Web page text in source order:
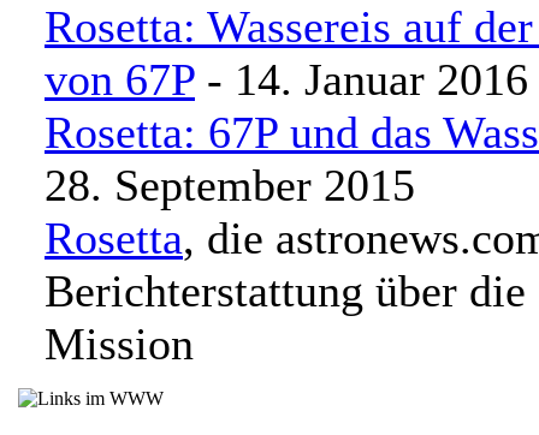
Rosetta: Wassereis auf
von 67P - 14. Januar 2016
Rosetta: 67P und das
28. September 2015
Rosetta, die
Berichterstattung über die
Mission